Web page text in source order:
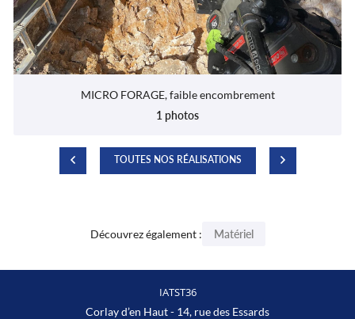
MICRO FORAGE, faible encombrement
1 photos
TOUTES NOS RÉALISATIONS
Découvrez également : Matériel
IATST36
Corlay d’en Haut - 14, rue des Essards